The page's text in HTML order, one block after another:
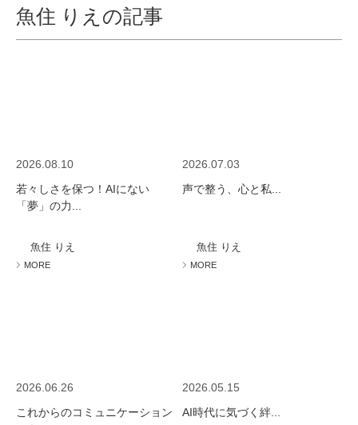
魚住 りえの記事
2026.08.10
若々しさを保つ！AIにない
「夢」の力...
魚住 りえ
MORE
2026.07.03
声で整う、心と私...
魚住 りえ
MORE
2026.06.26
これからのコミュニケーション
2026.05.15
AI時代に気づく絆...